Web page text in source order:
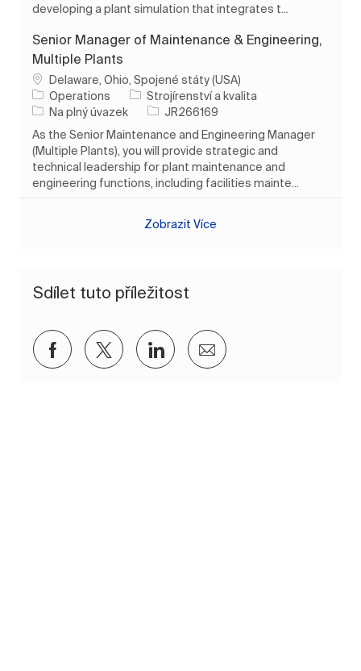
developing a plant simulation that integrates t...
Senior Manager of Maintenance & Engineering,
Multiple Plants
Umístění
Delaware, Ohio, Spojené státy (USA)
Operations
Kategorie
Strojírenství a kvalita
Typ úlohy
Na plný úvazek ID úlohy
JR266169
As the Senior Maintenance and Engineering Manager
(Multiple Plants), you will provide strategic and
technical leadership for plant maintenance and
engineering functions, including facilities mainte...
Zobrazit Více
Sdílet tuto příležitost
Sdílet přes Facebook
Sdílet přes twitter
Sdílet přes LinkedIn
Sdílet e-mailem